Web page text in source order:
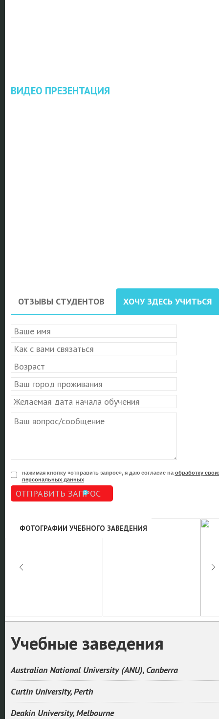
ВИДЕО ПРЕЗЕНТАЦИЯ
ОТЗЫВЫ СТУДЕНТОВ ХОЧУ ЗДЕСЬ УЧИТЬСЯ
нажимая кнопку «отправить запрос», я даю согласие на обработку
персональных данных
ОТПРАВИТЬ ЗАПРОС
ФОТОГРАФИИ УЧЕБНОГО ЗАВЕДЕНИЯ
Учебные заведения
Australian National University (ANU), Canberra
Curtin University, Perth
Deakin University, Melbourne